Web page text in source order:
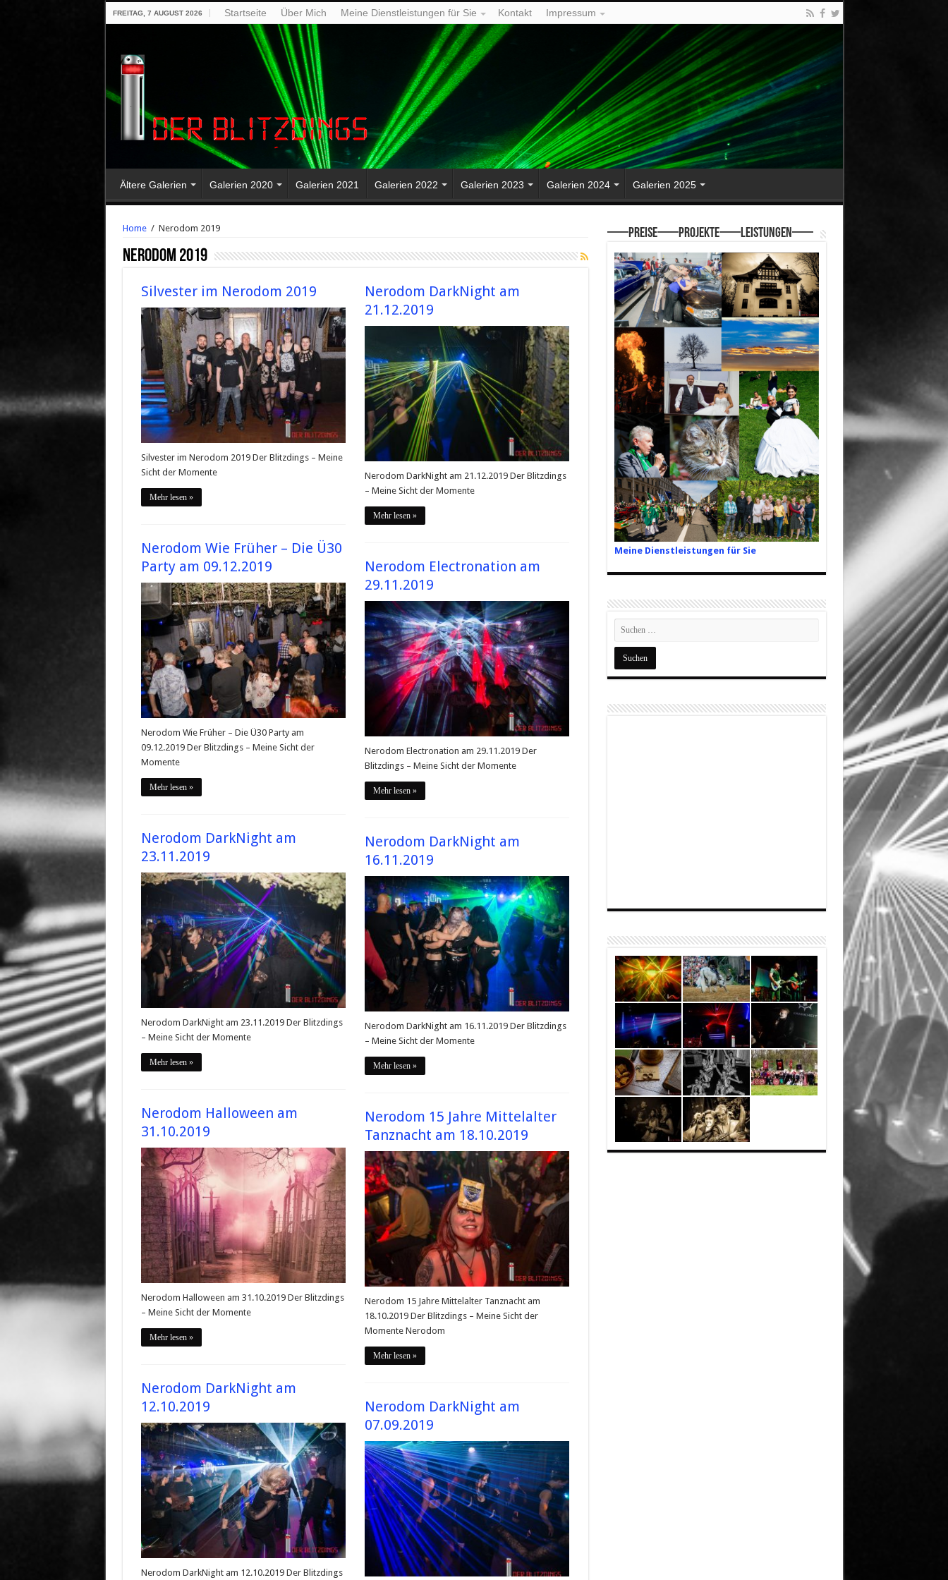
FREITAG, 7 AUGUST 2026 Startseite Über Mich Meine Dienstleistungen für Sie Kontakt Impressum
Ältere Galerien Galerien 2020 Galerien 2021 Galerien 2022 Galerien 2023 Galerien 2024 Galerien 2025
Home / Nerodom 2019
Nerodom 2019
Silvester im Nerodom 2019
Silvester im Nerodom 2019 Der Blitzdings – Meine
Sicht der Momente
Mehr lesen »
Nerodom DarkNight am
21.12.2019
Nerodom DarkNight am 21.12.2019 Der Blitzdings
– Meine Sicht der Momente
Mehr lesen »
Nerodom Wie Früher – Die Ü30
Party am 09.12.2019
Nerodom Wie Früher – Die Ü30 Party am
09.12.2019 Der Blitzdings – Meine Sicht der
Momente
Mehr lesen »
Nerodom Electronation am
29.11.2019
Nerodom Electronation am 29.11.2019 Der
Blitzdings – Meine Sicht der Momente
Mehr lesen »
Nerodom DarkNight am
23.11.2019
Nerodom DarkNight am 23.11.2019 Der Blitzdings
– Meine Sicht der Momente
Mehr lesen »
Nerodom DarkNight am
16.11.2019
Nerodom DarkNight am 16.11.2019 Der Blitzdings
– Meine Sicht der Momente
Mehr lesen »
Nerodom Halloween am
31.10.2019
Nerodom Halloween am 31.10.2019 Der Blitzdings
– Meine Sicht der Momente
Mehr lesen »
Nerodom 15 Jahre Mittelalter
Tanznacht am 18.10.2019
Nerodom 15 Jahre Mittelalter Tanznacht am
18.10.2019 Der Blitzdings – Meine Sicht der
Momente Nerodom
Mehr lesen »
Nerodom DarkNight am
12.10.2019
Nerodom DarkNight am 12.10.2019 Der Blitzdings
Nerodom DarkNight am
07.09.2019
—–Preise—–Projekte—–Leistungen—–
Meine Dienstleistungen für Sie